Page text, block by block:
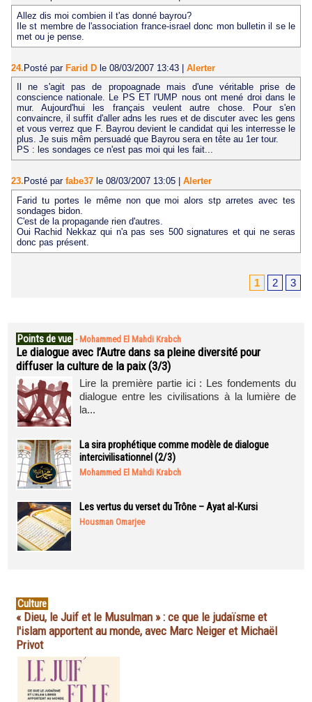
Allez dis moi combien il t'as donné bayrou?
Ile st membre de l'association france-israel donc mon bulletin il se le
met ou je pense.
24.Posté par Farid D le 08/03/2007 13:43 | Alerter
Il ne s'agit pas de propoagnade mais d'une véritable prise de
conscience nationale. Le PS ET l'UMP nous ont mené droi dans le
mur. Aujourd'hui les français veulent autre chose. Pour s'en
convaincre, il suffit d'aller adns les rues et de discuter avec les gens
et vous verrez que F. Bayrou devient le candidat qui les interresse le
plus. Je suis mêm persuadé que Bayrou sera en tête au 1er tour.
PS : les sondages ce n'est pas moi qui les fait...
23. Posté par fabe37 le 08/03/2007 13:05
Alerter
Farid tu portes le même non que moi alors stp arretes avec tes
sondages bidon.
C'est de la propagande rien d'autres.
Oui Rachid Nekkaz qui n'a pas ses 500 signatures et qui ne seras
donc pas présent.
1 2 3
Points de vue - Mohammed El Mahdi Krabch
Le dialogue avec l’Autre dans sa pleine diversité pour
diffuser la culture de la paix (3/3)
Lire la première partie ici : Les fondements du
dialogue entre les civilisations à la lumière de
la...
La sira prophétique comme modèle de dialogue
intercivilisationnel (2/3)
Mohammed El Mahdi Krabch
Les vertus du verset du Trône – Ayat al-Kursi
Housman Omarjee
Culture
« Dieu, le Juif et le Musulman » : ce que le judaïsme et
l'islam apportent au monde, avec Marc Neiger et Michaël
Privot